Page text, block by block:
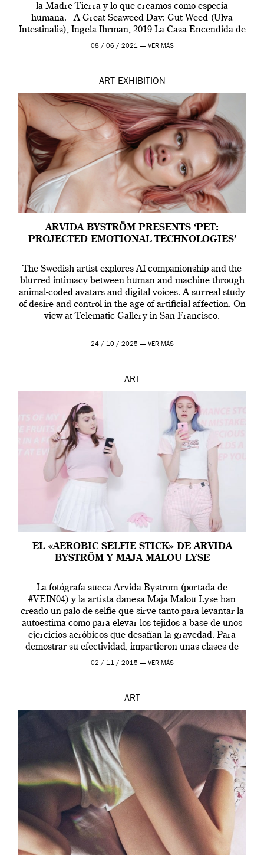
la Madre Tierra y lo que creamos como especia
humana. A Great Seaweed Day: Gut Weed (Ulva
Intestinalis), Ingela Ihrman, 2019 La Casa Encendida de
Madrid y la Wellcome […]
08 / 06 / 2021 — VER MÁS
ART EXHIBITION
ARVIDA BYSTRÖM PRESENTS ‘PET:
PROJECTED EMOTIONAL TECHNOLOGIES’
The Swedish artist explores AI companionship and the
blurred intimacy between human and machine through
animal-coded avatars and digital voices. A surreal study
of desire and control in the age of artificial affection. On
view at Telematic Gallery in San Francisco.
24 / 10 / 2025 — VER MÁS
ART
EL «AEROBIC SELFIE STICK» DE ARVIDA
BYSTRÖM Y MAJA MALOU LYSE
La fotógrafa sueca Arvida Byström (portada de
#VEIN04) y la artista danesa Maja Malou Lyse han
creado un palo de selfie que sirve tanto para levantar la
autoestima como para elevar los tejidos a base de unos
ejercicios aeróbicos que desafían la gravedad. Para
demostrar su efectividad, impartieron unas clases de
prueba en el Tate […]
02 / 11 / 2015 — VER MÁS
ART